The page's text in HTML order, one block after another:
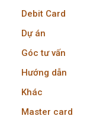
Debit Card
Dự án
Góc tư vấn
Hướng dẫn
Khác
Master card